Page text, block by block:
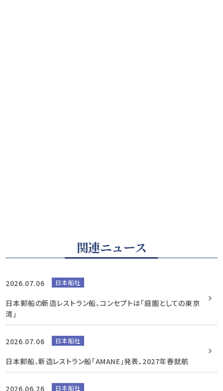
関連ニュース
2026.07.06 日本船社
日本郵船の新造レストラン船、コンセプトは「庭園としての東京
湾」
2026.07.06 日本船社
日本郵船、新造レストラン船「AMANE」発表、2027年春就航
2026.06.26 日本船社